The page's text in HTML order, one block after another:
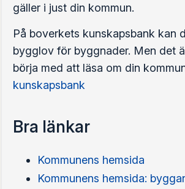
gäller i just din kommun.
På boverkets kunskapsbank kan
bygglov för byggnader. Men det
börja med att läsa om din
kunskapsbank
Bra länkar
Kommunens hemsida
Kommunens hemsida: